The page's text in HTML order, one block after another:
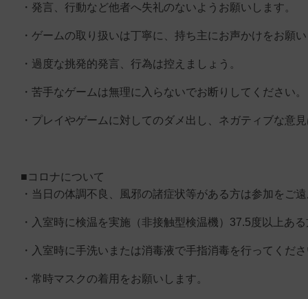
・発言、行動など他者へ失礼のないようお願いします。
・ゲームの取り扱いは丁寧に、持ち主にお声かけをお願
・過度な挑発的発言、行為は控えましょう。
・苦手なゲームは無理に入らないでお断りしてください。
・プレイやゲームに対してのダメ出し、ネガティブな意
■コロナについて
・当日の体調不良、風邪の諸症状等がある方は参加をご
・入室時に検温を実施（非接触型検温機）37.5度以上あ
・入室時に手洗いまたは消毒液で手指消毒を行ってくだ
・常時マスクの着用をお願いします。